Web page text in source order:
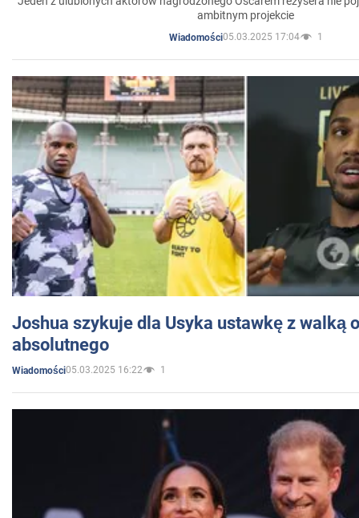
ambitnym projekcie
Wiadomości05.03.2025 17:04 1
Joshua szykuje dla Usyka ustawkę z walką
absolutnego
Wiadomości05.03.2025 16:22 1